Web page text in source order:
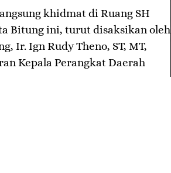
khidmat di Ruang SH
Bitung ini, turut disaksikan oleh
Ir. Ign Rudy Theno, ST, MT,
Kepala Perangkat Daerah